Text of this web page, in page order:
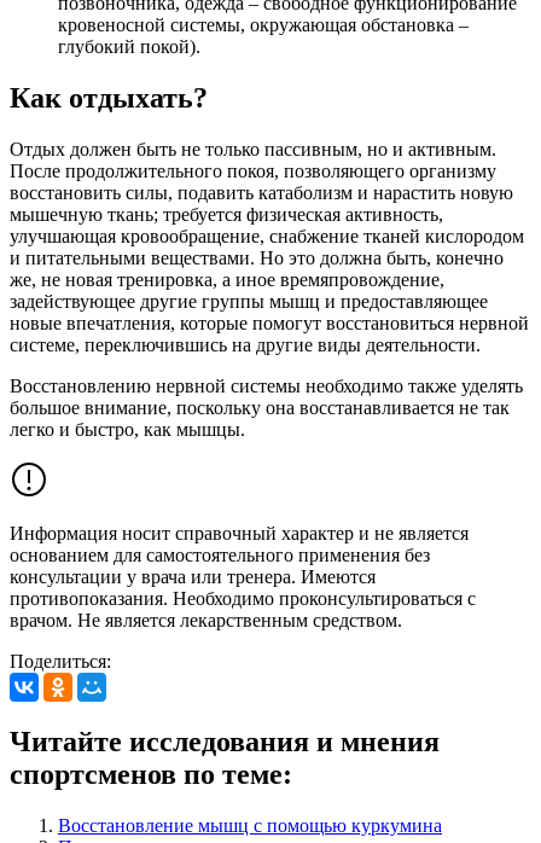
кровеносной системы, окружающая обстановка –
глубокий покой).
Как отдыхать?
Отдых должен быть не только пассивным, но и активным.
После продолжительного покоя, позволяющего организму
восстановить силы, подавить катаболизм и нарастить новую
мышечную ткань; требуется физическая активность,
улучшающая кровообращение, снабжение тканей кислородом
и питательными веществами. Но это должна быть, конечно
же, не новая тренировка, а иное времяпровождение,
задействующее другие группы мышц и предоставляющее
новые впечатления, которые помогут восстановиться нервной
системе, переключившись на другие виды деятельности.
Восстановлению нервной системы необходимо также уделять
большое внимание, поскольку она восстанавливается не так
легко и быстро, как мышцы.
Информация носит справочный характер и не является
основанием для самостоятельного применения без
консультации у врача или тренера. Имеются
противопоказания. Необходимо проконсультироваться с
врачом. Не является лекарственным средством.
Поделиться:
Читайте исследования и мнения
спортсменов по теме:
Восстановление мышц с помощью куркумина